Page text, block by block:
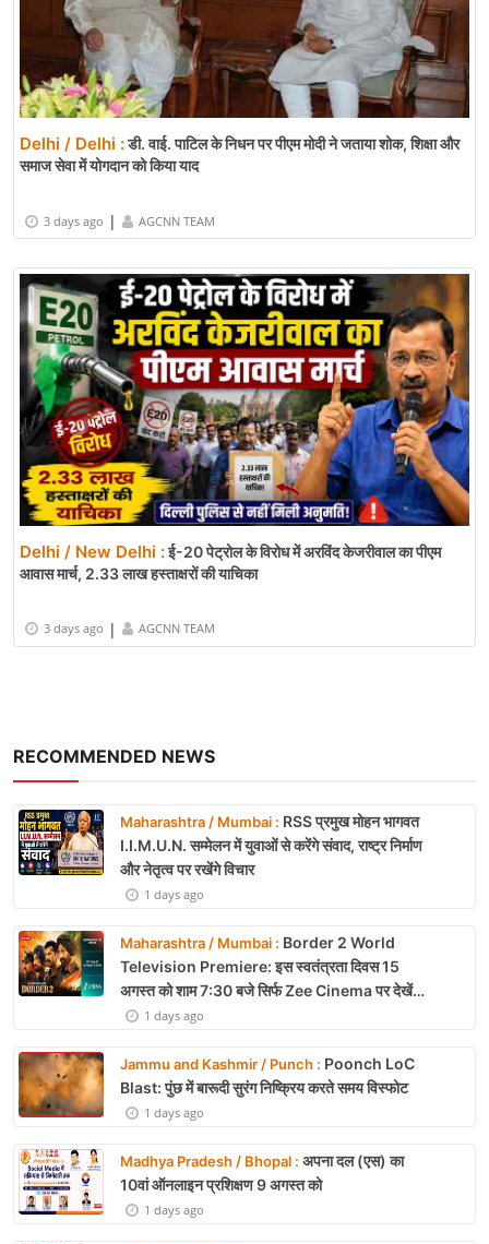
RECOMMENDED NEWS
Maharashtra / Mumbai : RSS प्रमुख मोहन भागवत
I.I.M.U.N. सम्मेलन में युवाओं से करेंगे संवाद, राष्ट्र निर्माण
और नेतृत्व पर रखेंगे विचार
1 days ago
Maharashtra / Mumbai : Border 2 World
Television Premiere: इस स्वतंत्रता दिवस 15
अगस्त को शाम 7:30 बजे सिर्फ Zee Cinema पर देखें
बॉर्डर 21 days ago
Jammu and Kashmir / Punch : Poonch LoC
Blast: पुंछ में बारूदी सुरंग निष्क्रिय करते समय विस्फोट
1 days ago
Madhya Pradesh / Bhopal : अपना दल (एस) का
10वां ऑनलाइन प्रशिक्षण 9 अगस्त को
1 days ago
Delhi / Delhi :डी. वाई. पाटिल के निधन पर पीएम मोदी ने जताया शोक, शिक्षा और
समाज सेवा में योगदान को किया याद
3 days ago | AGCNN TEAM
Delhi / New Delhi :ई-20 पेट्रोल के विरोध में अरविंद केजरीवाल का पीएम
आवास मार्च, 2.33 लाख हस्ताक्षरों की याचिका
3 days ago | AGCNN TEAM